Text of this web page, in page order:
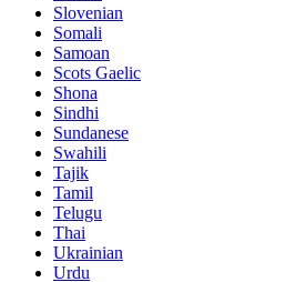
Slovenian
Somali
Samoan
Scots Gaelic
Shona
Sindhi
Sundanese
Swahili
Tajik
Tamil
Telugu
Thai
Ukrainian
Urdu